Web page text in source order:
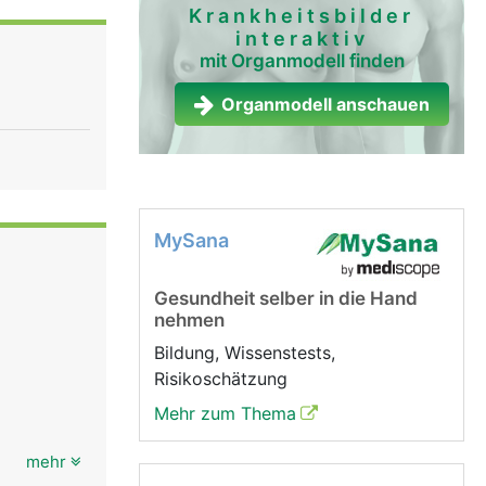
den
ein
und
mehr
Krankheitsbilder
interaktiv
mit Organmodell finden
Organmodell anschauen
MySana
Gesundheit selber in die Hand
nehmen
Bildung, Wissenstests,
Risikoschätzung
Mehr zum Thema